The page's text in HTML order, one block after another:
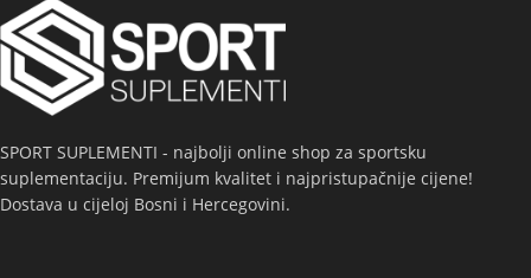
SPORT SUPLEMENTI - najbolji online shop za sportsku
suplementaciju. Premijum kvalitet i najpristupačnije cijene!
Dostava u cijeloj Bosni i Hercegovini.